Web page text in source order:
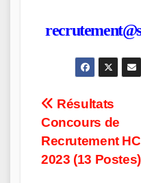
Post
Résultats
Concours de
Recrutement
2023 (13 Postes)